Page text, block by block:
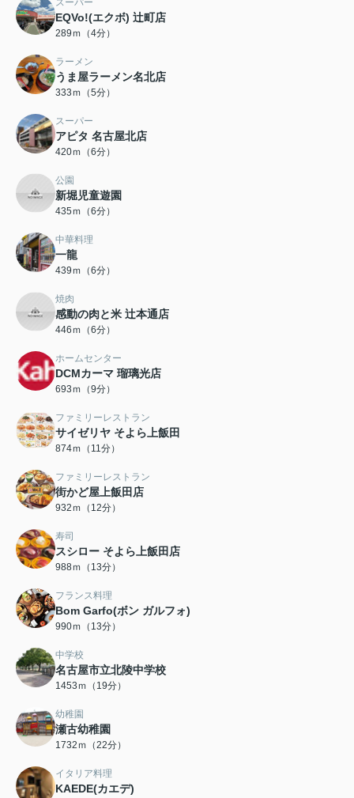
スーパー
EQVo!(エクボ) 辻町店
289ｍ（4分）
ラーメン
うま屋ラーメン名北店
333ｍ（5分）
スーパー
アピタ 名古屋北店
420ｍ（6分）
公園
新堀児童遊園
435ｍ（6分）
中華料理
一龍
439ｍ（6分）
焼肉
感動の肉と米 辻本通店
446ｍ（6分）
ホームセンター
DCMカーマ 瑠璃光店
693ｍ（9分）
ファミリーレストラン
サイゼリヤ そよら上飯田
874ｍ（11分）
ファミリーレストラン
街かど屋上飯田店
932ｍ（12分）
寿司
スシロー そよら上飯田店
988ｍ（13分）
フランス料理
Bom Garfo(ボン ガルフォ)
990ｍ（13分）
中学校
名古屋市立北陵中学校
1453ｍ（19分）
幼稚園
瀬古幼稚園
1732ｍ（22分）
イタリア料理
KAEDE(カエデ)